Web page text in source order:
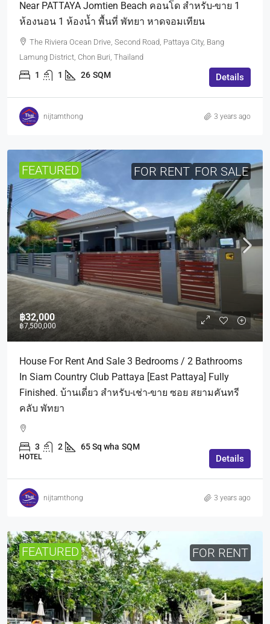
Near PATTAYA Jomtien Beach คอนโด สำหรับ-ขาย 1
ห้องนอน 1 ห้องน้ำ พื้นที่ พัทยา หาดจอมเทียน
The Riviera Ocean Drive, Second Road, Pattaya City, Bang
Lamung District, Chon Buri, Thailand
1 1 26 SQM Details
nijtamthong 3 years ago
FEATURED FOR RENT FOR SALE
฿32,000
฿7,500,000
House For Rent And Sale 3 Bedrooms / 2 Bathrooms
In Siam Country Club Pattaya [East Pattaya] Fully
Finished. บ้านเดี่ยว สำหรับ-เช่า-ขาย ซอย สยามคันทรี
คลับ พัทยา
3 2 65 Sq wha SQM
HOTEL Details
nijtamthong 3 years ago
FEATURED FOR RENT